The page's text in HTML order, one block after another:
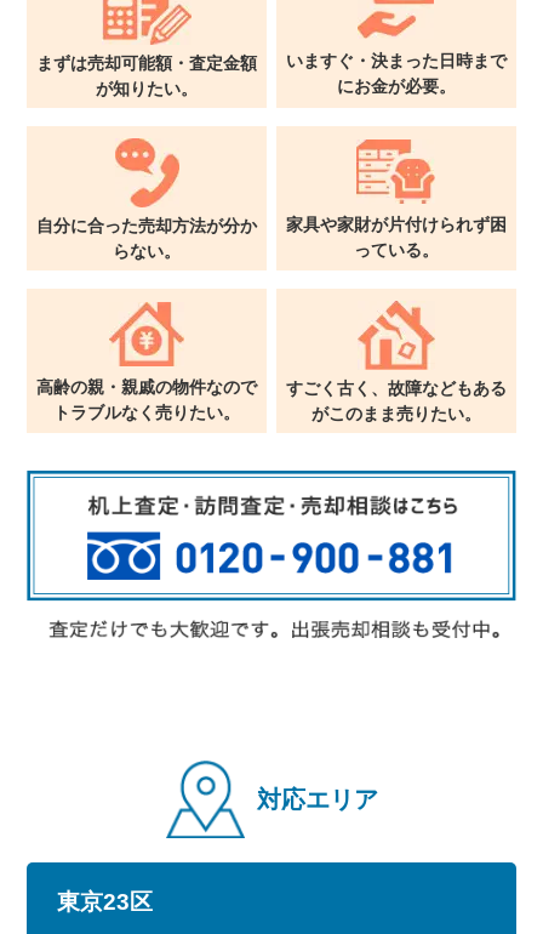
関西支社 0120-711-018
まずは売却可能額・査定金額
が知りたい。
いますぐ・決まった日時まで
にお金が必要。
自分に合った売却方法が分か
らない。
家具や家財が片付けられず困
っている。
高齢の親・親戚の物件なので
トラブルなく売りたい。
すごく古く、故障などもある
がこのまま売りたい。
対応エリア
東京23区